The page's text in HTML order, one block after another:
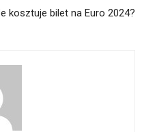
Ile kosztuje bilet na Euro 2024?